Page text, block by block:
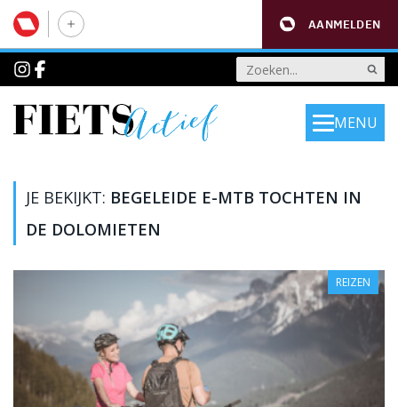
AANMELDEN
MENU
JE BEKIJKT: BEGELEIDE E-MTB TOCHTEN IN
DE DOLOMIETEN
REIZEN